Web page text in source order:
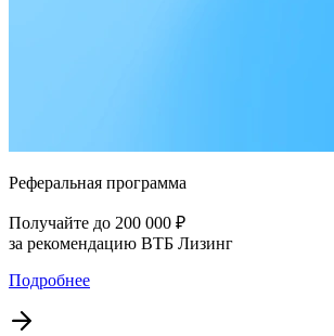
Реферальная программа
Получайте до 200 000 ₽
за рекомендацию ВТБ Лизинг
Подробнее